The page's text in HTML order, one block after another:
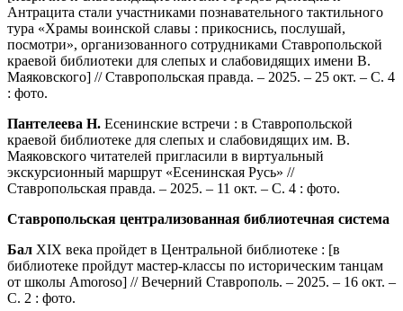
Антрацита стали участниками познавательного тактильного
тура «Храмы воинской славы : прикоснись, послушай,
посмотри», организованного сотрудниками Ставропольской
краевой библиотеки для слепых и слабовидящих имени В.
Маяковского] // Ставропольская правда. – 2025. – 25 окт. – С. 4
: фото.
Пантелеева Н. Есенинские встречи : в Ставропольской
краевой библиотеке для слепых и слабовидящих им. В.
Маяковского читателей пригласили в виртуальный
экскурсионный маршрут «Есенинская Русь» //
Ставропольская правда. – 2025. – 11 окт. – С. 4 : фото.
Ставропольская централизованная библиотечная система
Бал XIX века пройдет в Центральной библиотеке : [в
библиотеке пройдут мастер-классы по историческим танцам
от школы Amoroso] // Вечерний Ставрополь. – 2025. – 16 окт. –
С. 2 : фото.